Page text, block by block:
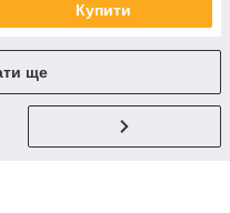
Купити
ще